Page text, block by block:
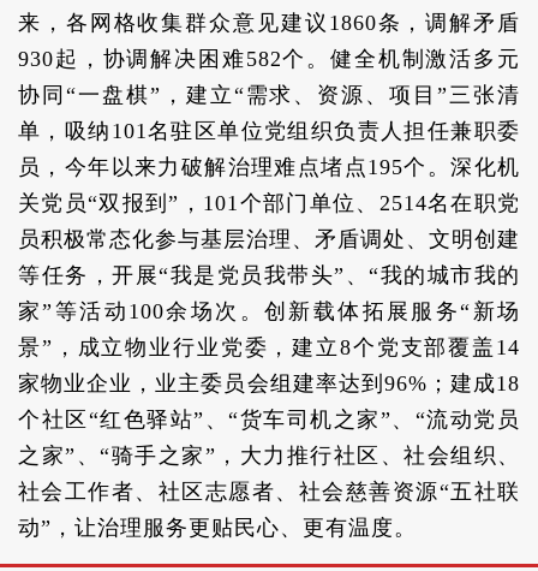
来，各网格收集群众意见建议1860条，调解矛盾
930起，协调解决困难582个。健全机制激活多元
协同“一盘棋”，建立“需求、资源、项目”三张清
单，吸纳101名驻区单位党组织负责人担任兼职委
员，今年以来力破解治理难点堵点195个。深化机
关党员“双报到”，101个部门单位、2514名在职党
员积极常态化参与基层治理、矛盾调处、文明创建
等任务，开展“我是党员我带头”、“我的城市我的
家”等活动100余场次。创新载体拓展服务“新场
景”，成立物业行业党委，建立8个党支部覆盖14
家物业企业，业主委员会组建率达到96%；建成18
个社区“红色驿站”、“货车司机之家”、“流动党员
之家”、“骑手之家”，大力推行社区、社会组织、
社会工作者、社区志愿者、社会慈善资源“五社联
动”，让治理服务更贴民心、更有温度。